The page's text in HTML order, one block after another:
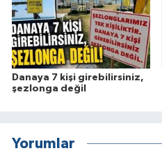
Danaya 7 kişi girebilirsiniz,
şezlonga değil
Yorumlar